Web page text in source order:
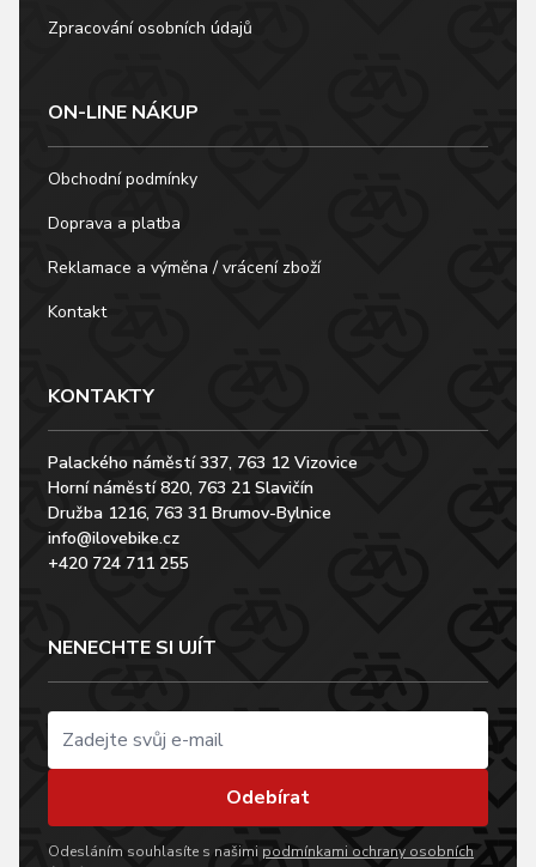
Zpracování osobních údajů
ON-LINE NÁKUP
Obchodní podmínky
Doprava a platba
Reklamace a výměna / vrácení zboží
Kontakt
KONTAKTY
Palackého náměstí 337, 763 12 Vizovice
Horní náměstí 820, 763 21 Slavičín
Družba 1216, 763 31 Brumov-Bylnice
info@ilovebike.cz
+420 724 711 255
NENECHTE SI UJÍT
Odebírat
Odesláním souhlasíte s našimi podmínkami ochrany osobních